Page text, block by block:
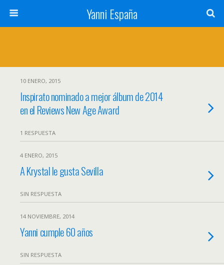
Yanni España
10 ENERO, 2015
Inspirato nominado a mejor álbum de 2014
en el Reviews New Age Award
1 RESPUESTA
4 ENERO, 2015
A Krystal le gusta Sevilla
SIN RESPUESTA
14 NOVIEMBRE, 2014
Yanni cumple 60 años
SIN RESPUESTA